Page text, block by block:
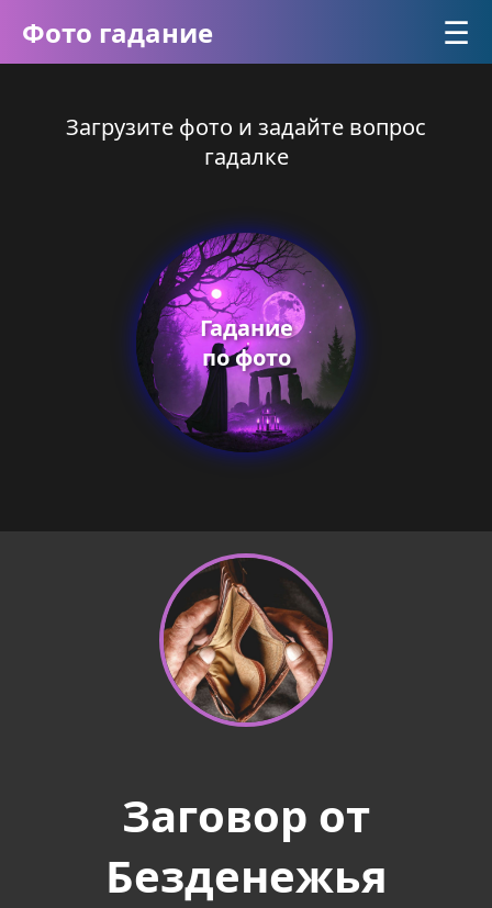
Фото гадание ☰
Загрузите фото и задайте вопрос
гадалке
Гадание
по фото
Заговор от
Безденежья